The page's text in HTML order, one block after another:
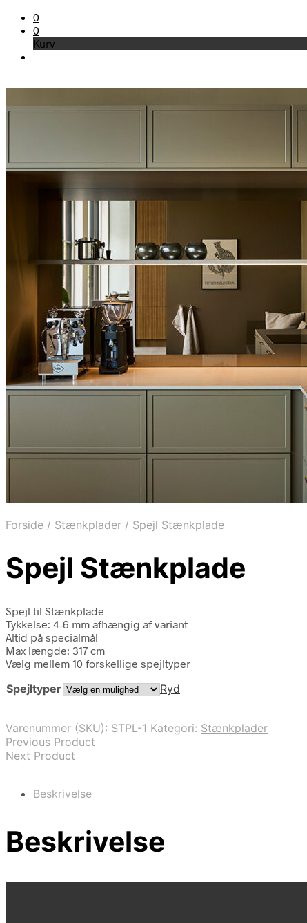
0
0
Kurv
Forside / Stænkplader / Spejl Stænkplade
Spejl Stænkplade
Spejl til Stænkplade
Tykkelse: 4-6 mm afhængig af variant
Altid på specialmål
Max længde: 317 cm
Vælg mellem 10 forskellige spejltyper
Spejltyper
Ryd
Varenummer (SKU): STPL-1 Kategori: Stænkplader
Previous Product
Next Product
Beskrivelse
Beskrivelse